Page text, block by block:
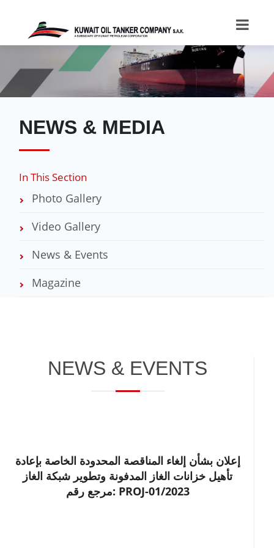
NEWS & MEDIA
In This Section
Photo Gallery
Video Gallery
News & Events
Magazine
NEWS & EVENTS
إعلان بشأن إلغاء المناقصة المحدودة الخاصة بإعادة
تأهيل خزانات الغاز المدفونة وتطوير شبكة الغاز
مرجع رقم: PROJ-01/2023